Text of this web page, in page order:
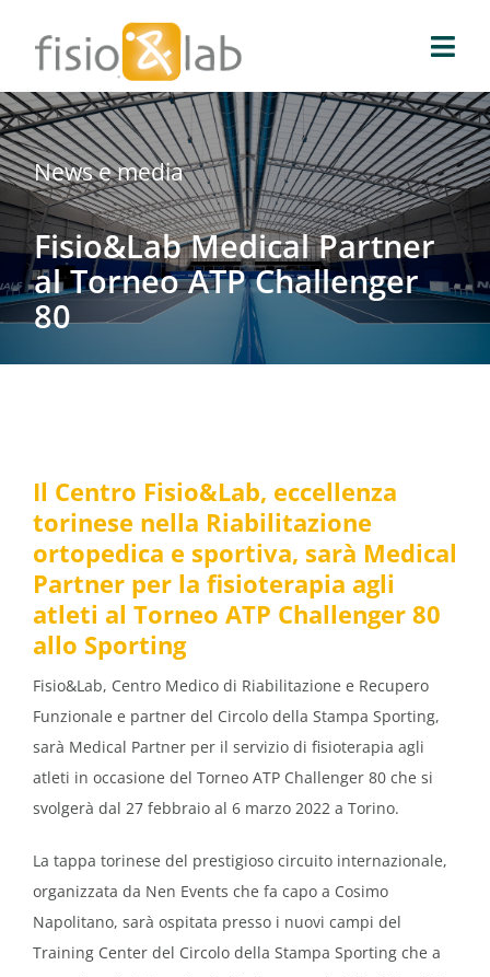
contenuto
Fisio & Lab
Blog
News e media
Prenota prelievo
News e media
Fisio&Lab Medical Partner
al Torneo ATP Challenger
80
Il Centro Fisio&Lab, eccellenza
torinese nella Riabilitazione
ortopedica e sportiva, sarà Medical
Partner per la fisioterapia agli
atleti al Torneo ATP Challenger 80
allo Sporting
Fisio&Lab, Centro Medico di Riabilitazione e Recupero
Funzionale e partner del Circolo della Stampa Sporting,
sarà Medical Partner per il servizio di fisioterapia agli
atleti in occasione del Torneo ATP Challenger 80 che si
svolgerà dal 27 febbraio al 6 marzo 2022 a Torino.
La tappa torinese del prestigioso circuito internazionale,
organizzata da Nen Events che fa capo a Cosimo
Napolitano, sarà ospitata presso i nuovi campi del
Training Center del Circolo della Stampa Sporting che a